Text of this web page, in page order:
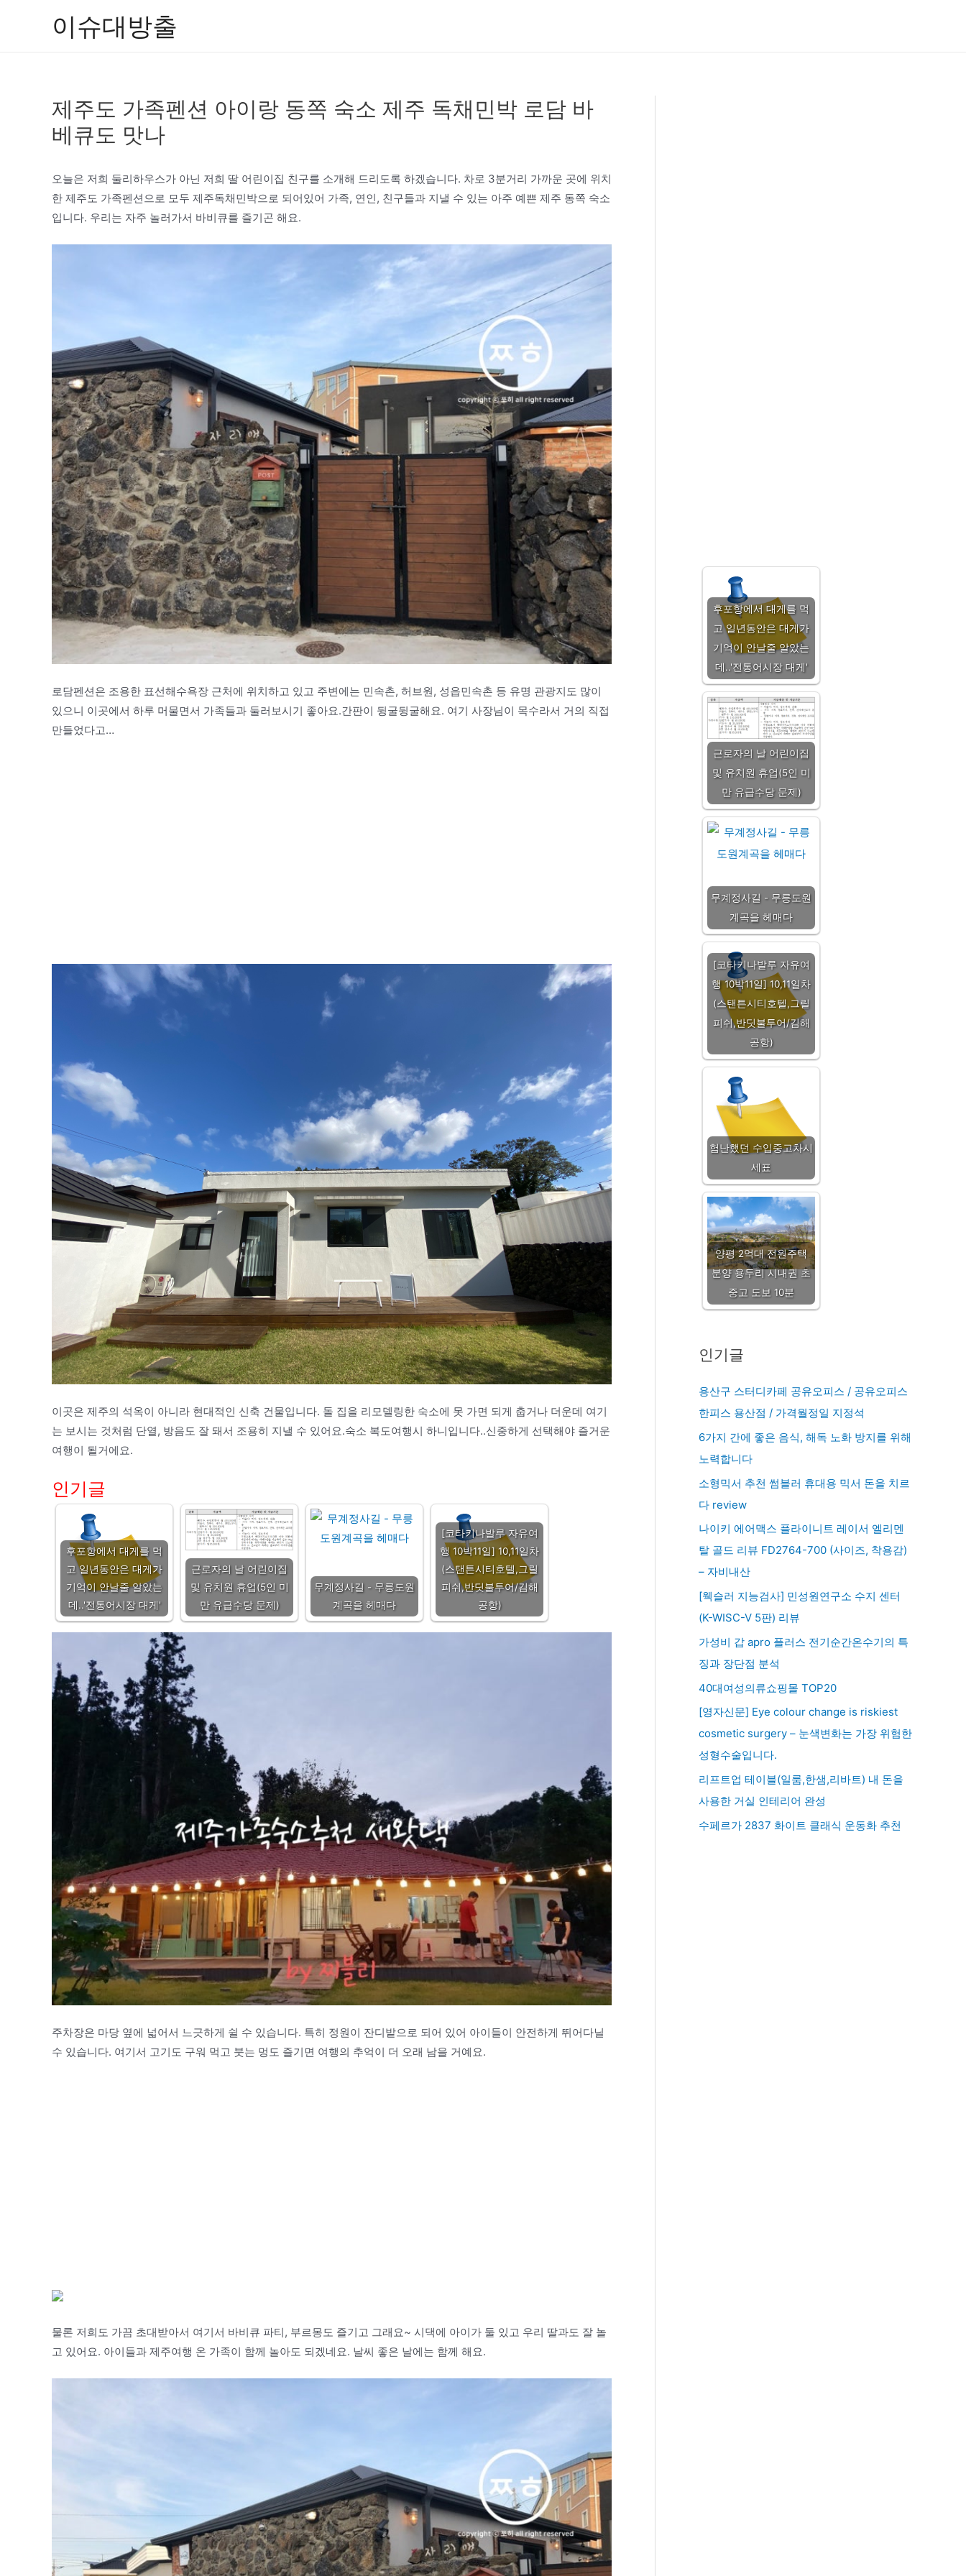
이슈대방출
제주도 가족펜션 아이랑 동쪽 숙소 제주 독채민박 로담 바
베큐도 맛나
오늘은 저희 둘리하우스가 아닌 저희 딸 어린이집 친구를 소개해 드리도록 하겠습니다. 차로 3분거리 가까운 곳에 위치
한 제주도 가족펜션으로 모두 제주독채민박으로 되어있어 가족, 연인, 친구들과 지낼 수 있는 아주 예쁜 제주 동쪽 숙소
입니다. 우리는 자주 놀러가서 바비큐를 즐기곤 해요.
로담펜션은 조용한 표선해수욕장 근처에 위치하고 있고 주변에는 민속촌, 허브원, 성읍민속촌 등 유명 관광지도 많이
있으니 이곳에서 하루 머물면서 가족들과 둘러보시기 좋아요.간판이 뒹굴뒹굴해요. 여기 사장님이 목수라서 거의 직접
만들었다고…
이곳은 제주의 석옥이 아니라 현대적인 신축 건물입니다. 돌 집을 리모델링한 숙소에 못 가면 되게 춥거나 더운데 여기
는 보시는 것처럼 단열, 방음도 잘 돼서 조용히 지낼 수 있어요.숙소 복도여행시 하니입니다..신중하게 선택해야 즐거운
여행이 될거에요.
인기글
후포항에서 대게를 먹
고 일년동안은 대게가
기억이 안날줄 알았는
데..'전통어시장 대게'
근로자의 날 어린이집
및 유치원 휴업(5인 미
만 유급수당 문제)
무계정사길 - 무릉도원
계곡을 헤매다
[코타키나발루 자유여
행 10박11일] 10,11일차
(스탠튼시티호텔,그릴
피쉬,반딧불투어/김해
공항)
주차장은 마당 옆에 넓어서 느긋하게 쉴 수 있습니다. 특히 정원이 잔디밭으로 되어 있어 아이들이 안전하게 뛰어다닐
수 있습니다. 여기서 고기도 구워 먹고 붓는 멍도 즐기면 여행의 추억이 더 오래 남을 거예요.
물론 저희도 가끔 초대받아서 여기서 바비큐 파티, 부르몽도 즐기고 그래요~ 시댁에 아이가 둘 있고 우리 딸과도 잘 놀
고 있어요. 아이들과 제주여행 온 가족이 함께 놀아도 되겠네요. 날씨 좋은 날에는 함께 해요.
후포항에서 대게를 먹
고 일년동안은 대게가
기억이 안날줄 알았는
데..'전통어시장 대게'
근로자의 날 어린이집
및 유치원 휴업(5인 미
만 유급수당 문제)
무계정사길 - 무릉도원
계곡을 헤매다
[코타키나발루 자유여
행 10박11일] 10,11일차
(스탠튼시티호텔,그릴
피쉬,반딧불투어/김해
공항)
험난했던 수입중고차시
세표
양평 2억대 전원주택
분양 용두리 시내권 초
중고 도보 10분
인기글
용산구 스터디카페 공유오피스 / 공유오피스
한피스 용산점 / 가격월정일 지정석
6가지 간에 좋은 음식, 해독 노화 방지를 위해
노력합니다
소형믹서 추천 썸블러 휴대용 믹서 돈을 치르
다 review
나이키 에어맥스 플라이니트 레이서 엘리멘
탈 골드 리뷰 FD2764-700 (사이즈, 착용감)
– 자비내산
[웩슬러 지능검사] 민성원연구소 수지 센터
(K-WISC-V 5판) 리뷰
가성비 갑 apro 플러스 전기순간온수기의 특
징과 장단점 분석
40대여성의류쇼핑몰 TOP20
[영자신문] Eye colour change is riskiest
cosmetic surgery – 눈색변화는 가장 위험한
성형수술입니다.
리프트업 테이블(일룸,한샘,리바트) 내 돈을
사용한 거실 인테리어 완성
수페르가 2837 화이트 클래식 운동화 추천